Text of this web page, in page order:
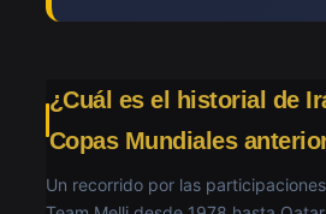
¿Cuál es el historial de
Copas Mundiales
Un recorrido por las